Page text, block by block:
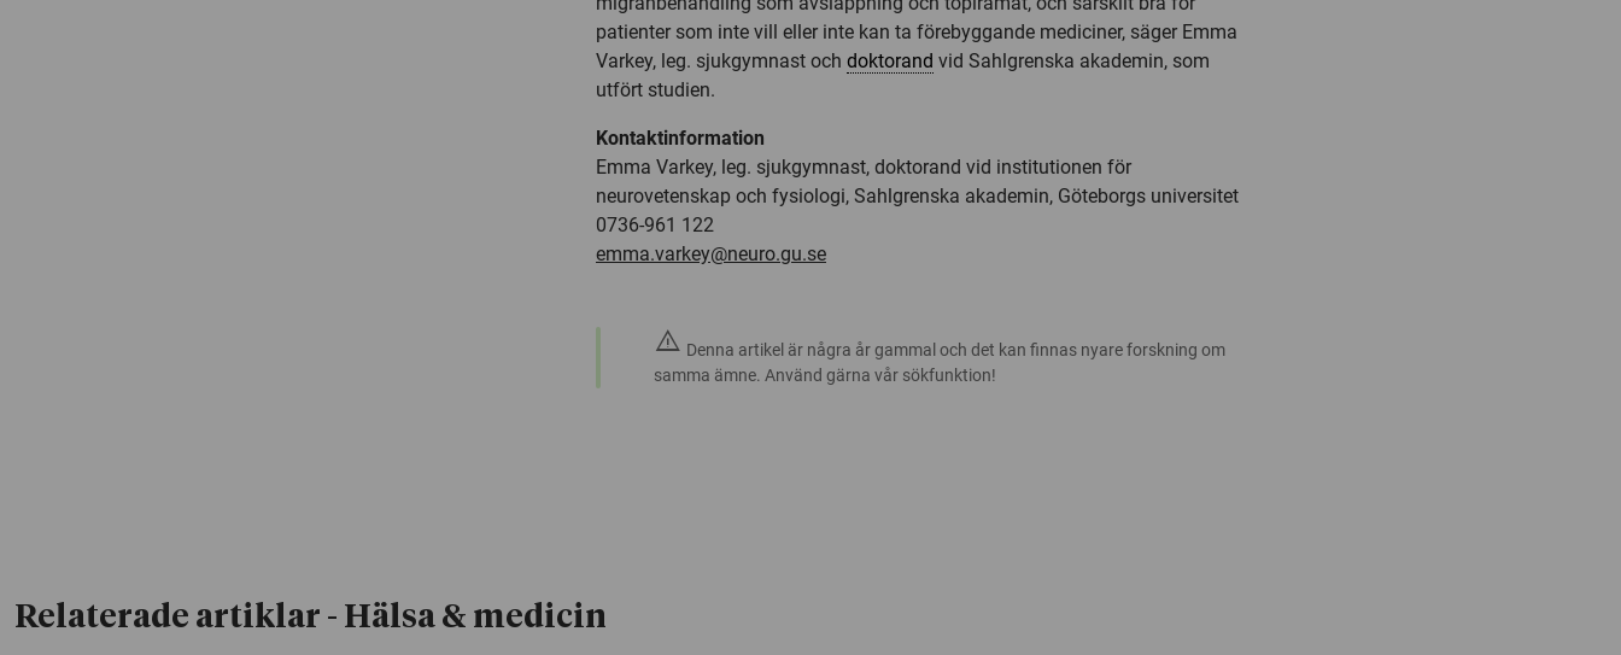
patienter som inte vill eller inte kan ta förebyggande mediciner, säger Emma
Varkey, leg. sjukgymnast och doktorand vid Sahlgrenska akademin, som
utfört studien.
Kontaktinformation
Emma Varkey, leg. sjukgymnast, doktorand vid institutionen för
neurovetenskap och fysiologi, Sahlgrenska akademin, Göteborgs universitet
0736-961 122
emma.varkey@neuro.gu.se
warning Denna artikel är några år gammal och det kan finnas nyare forskning om
samma ämne. Använd gärna vår sökfunktion!
Relaterade artiklar - Hälsa & medicin